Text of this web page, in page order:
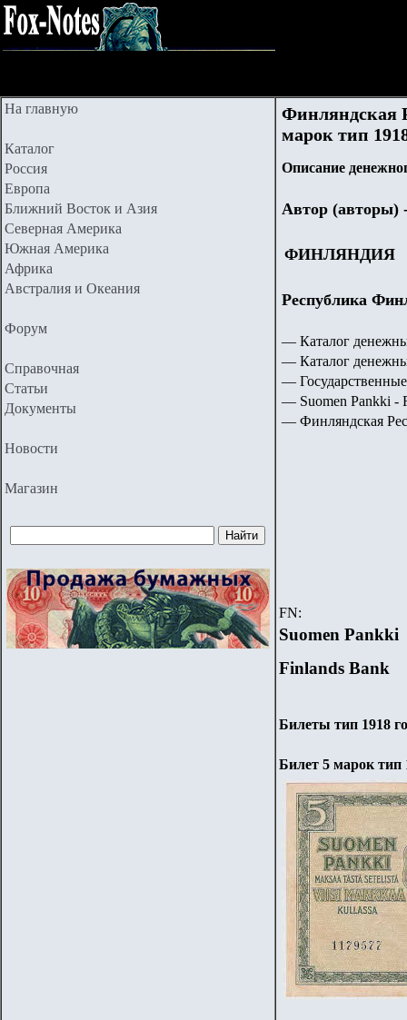
На главную
Каталог
Россия
Европа
Ближний Восток и Азия
Северная Америка
Южная Америка
Африка
Австралия и Океания
Форум
Справочная
Статьи
Документы
Новости
Магазин
Финляндская
марок тип
Описание
Автор (авторы)
ФИНЛЯНДИЯ
Республика
— Каталог
— Каталог
—
— Suomen Pankki -
— Финляндская
FN:
Suomen Pankki
Finlands Bank
Билеты тип 1918
Билет 5 марок тип